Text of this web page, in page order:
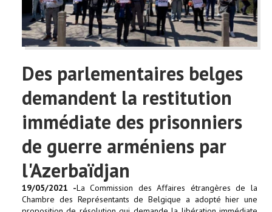
🔔 ELECTIONS 2026 🗳️
LE CENTRE
CONTACT
Des parlementaires belges
demandent la restitution
immédiate des prisonniers
de guerre arméniens par
l'Azerbaïdjan
19/05/2021 -La Commission des Affaires étrangères de la
Chambre des Représentants de Belgique a adopté hier une